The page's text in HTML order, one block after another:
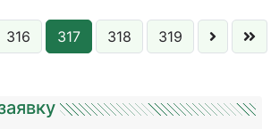
316 317 318 319